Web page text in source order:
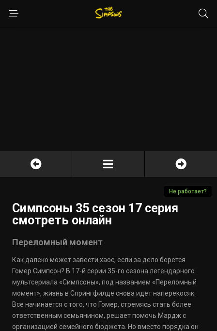
Не работает?
Симпсоны 35 сезон 17 серия
смотреть онлайн
Переломный момент
Как далеко может завести хаос, если за дело берется
Гомер Симпсон? В 17-й серии 35-го сезона легендарного
мультсериала «Симпсоны», под названием «Переломный
момент», жизнь в Спрингфилде снова идет наперекосяк.
Все начинается с того, что Гомер, стремясь стать более
ответственным семьянином, решает помочь Мардж с
организацией семейного бюджета. Но вместо порядка он